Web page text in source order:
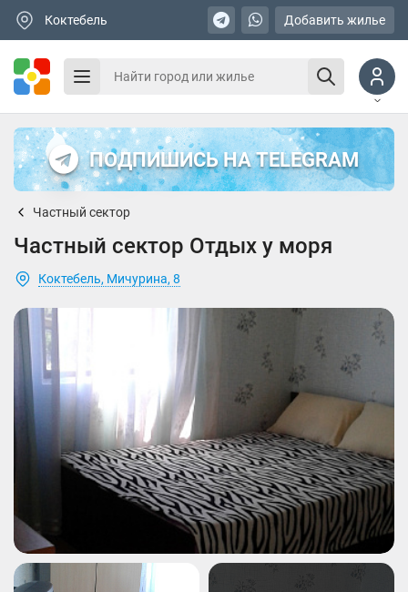
Коктебель Добавить жилье
ПОДПИШИСЬ НА TELEGRAM
Частный сектор
Частный сектор Отдых у моря
Коктебель, Мичурина, 8